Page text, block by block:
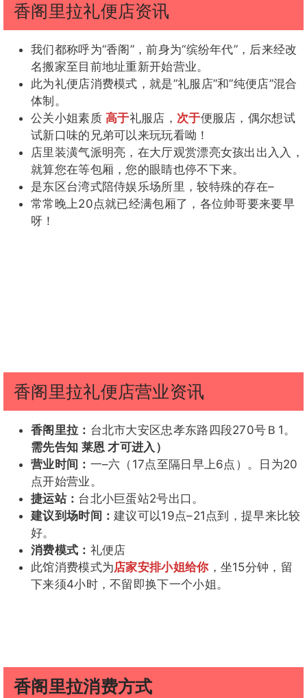
香阁里拉礼便店资讯
我们都称呼为“香阁”，前身为“缤纷年代”，后来经改
名搬家至目前地址重新开始营业。
此为礼便店消费模式，就是”礼服店”和”纯便店”混合
体制。
公关小姐素质高于礼服店， 次于便服店，偶尔想试
试新口味的兄弟可以来玩玩看呦！
店里装潢气派明亮，在大厅观赏漂亮女孩出出入入，
就算您在等包厢，您的眼睛也停不下来。
是东区台湾式陪侍娱乐场所里，较特殊的存在–
常常晚上20点就已经满包厢了，各位帅哥要来要早
呀！
香阁里拉礼便店营业资讯
香阁里拉： 台北市大安区忠孝东路四段270号Ｂ1。
需先告知 莱恩 才可进入）
营业时间： 一–六（17点至隔日早上6点）。日为20
点开始营业。
捷运站： 台北小巨蛋站2号出口。
建议到场时间：建议可以19点–21点到，提早来比较
好。
消费模式： 礼便店
此馆消费模式为店家安排小姐给你，坐15分钟，留
下来须4小时，不留即换下一个小姐。
香阁里拉消费方式